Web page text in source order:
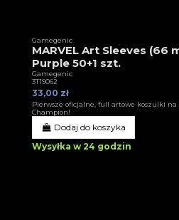
Gamegenic
MARVEL Art Sleeves (66
Purple 50+1 szt.
Gamegenic
3T19062
33,00 zł
Pierwsze oficjalne, full artowe koszulki na
Champion!
Dodaj do koszyka
Wysyłka w 24 godzin